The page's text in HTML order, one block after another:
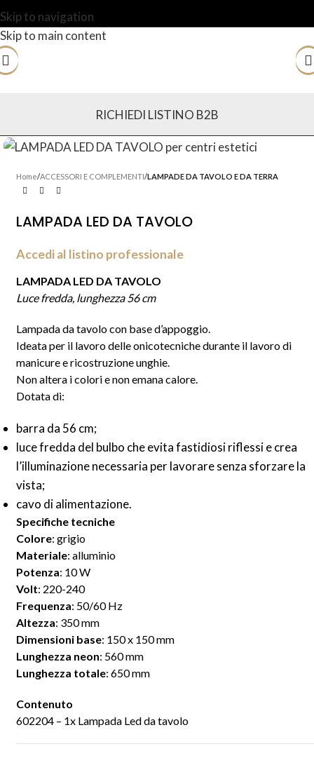
Skip to navigation
Skip to main content
RICHIEDI LISTINO B2B
Home ACCESSORI E COMPLEMENTI LAMPADE DA TAVOLO E DA TERRA
LAMPADA LED DA TAVOLO
Accedi al listino professionale
LAMPADA LED DA TAVOLO
Luce fredda, lunghezza 56 cm
Lampada da tavolo con base d’appoggio.
Ideata per il lavoro delle onicotecniche durante il lavoro di
manicure e ricostruzione unghie.
Non altera i colori e non emana calore.
Dotata di:
barra da 56 cm;
luce fredda del bulbo che evita fastidiosi riflessi e crea
l’illuminazione necessaria per lavorare senza sforzare la
vista;
cavo di alimentazione.
Specifiche tecniche
Colore: grigio
Materiale: alluminio
Potenza: 10 W
Volt: 220-240
Frequenza: 50/60 Hz
Altezza: 350 mm
Dimensioni base: 150 x 150 mm
Lunghezza neon: 560 mm
Lunghezza totale: 650 mm
Contenuto
602204 – 1x Lampada Led da tavolo